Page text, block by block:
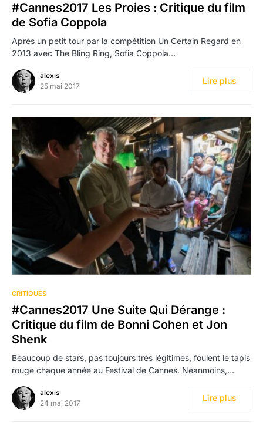
#Cannes2017 Les Proies : Critique du film
de Sofia Coppola
Après un petit tour par la compétition Un Certain Regard en
2013 avec The Bling Ring, Sofia Coppola…
alexis
25 mai 2017
Lire plus
CRITIQUES
#Cannes2017 Une Suite Qui Dérange :
Critique du film de Bonni Cohen et Jon
Shenk
Beaucoup de stars, pas toujours très légitimes, foulent le tapis
rouge chaque année au Festival de Cannes. Néanmoins,…
alexis
24 mai 2017
Lire plus